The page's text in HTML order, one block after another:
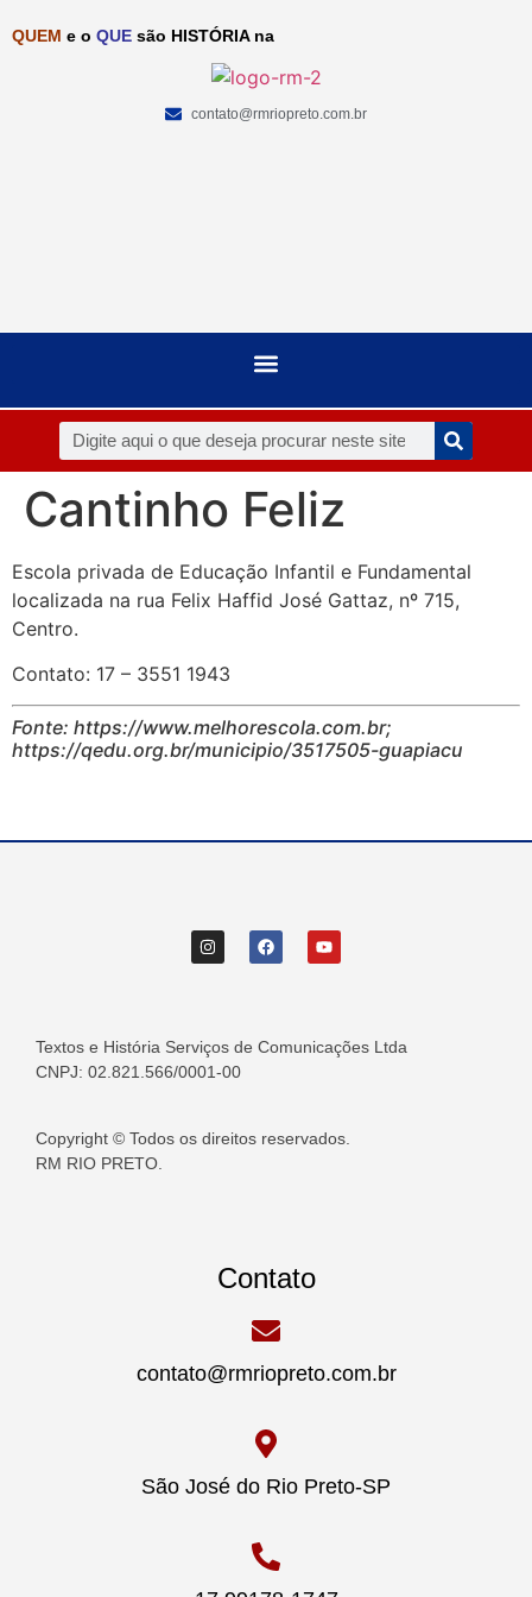
QUEM e o QUE são HISTÓRIA na
contato@rmriopreto.com.br
Cantinho Feliz
Escola privada de Educação Infantil e Fundamental
localizada na rua Felix Haffid José Gattaz, nº 715,
Centro.
Contato: 17 – 3551 1943
Fonte: https://www.melhorescola.com.br;
https://qedu.org.br/municipio/3517505-guapiacu
Textos e História Serviços de Comunicações Ltda
CNPJ: 02.821.566/0001-00
Copyright © Todos os direitos reservados.
RM RIO PRETO.
Contato
contato@rmriopreto.com.br
São José do Rio Preto-SP